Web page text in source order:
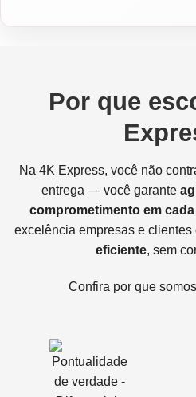
Por que
Na 4K Express, você não
entrega — você garante
comprometimento em
excelência empresas e clientes
eficiente, sem
Confira por que